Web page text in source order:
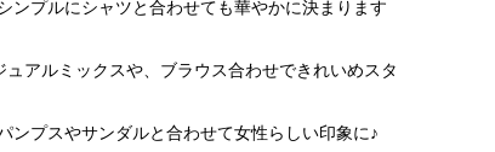
ンプルにシャツと合わせても華やかに決まります
アルミックスや、ブラウス合わせできれいめスタ
ンプスやサンダルと合わせて女性らしい印象に♪